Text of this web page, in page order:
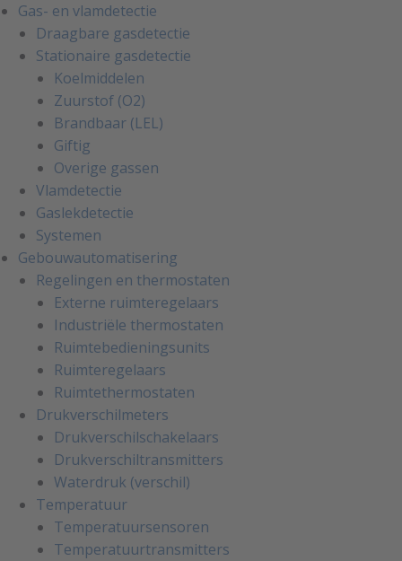
Gas- en vlamdetectie
Draagbare gasdetectie
Stationaire gasdetectie
Koelmiddelen
Zuurstof (O2)
Brandbaar (LEL)
Giftig
Overige gassen
Vlamdetectie
Gaslekdetectie
Systemen
Gebouwautomatisering
Regelingen en thermostaten
Externe ruimteregelaars
Industriële thermostaten
Ruimtebedieningsunits
Ruimteregelaars
Ruimtethermostaten
Drukverschilmeters
Drukverschilschakelaars
Drukverschiltransmitters
Waterdruk (verschil)
Temperatuur
Temperatuursensoren
Temperatuurtransmitters